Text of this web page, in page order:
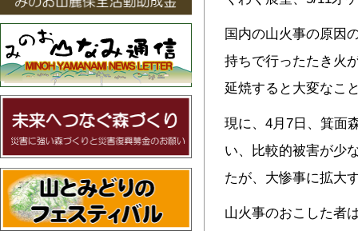
国内の山火事の原因
持ちで行ったたき火
延焼すると大変なこ
現に、4月7日、箕面
い、比較的被害が少
たが、大惨事に拡大
山火事のおこした者